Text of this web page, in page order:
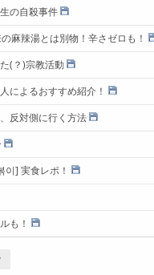
の自殺事件
麻辣湯とは別物！辛さゼロも！
(？)宗教活動
によるおすすめ紹介！
反対側に行く方法
] 実食レポ！
も！